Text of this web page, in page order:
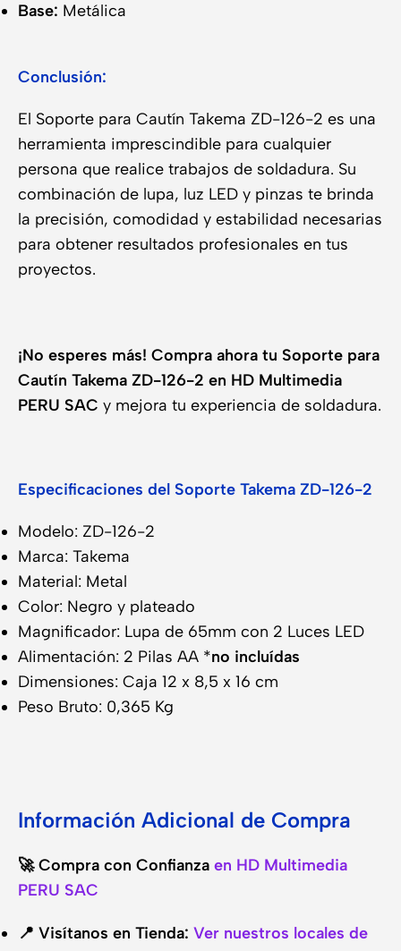
Base: Metálica
Conclusión:
El Soporte para Cautín Takema ZD-126-2 es una
herramienta imprescindible para cualquier
persona que realice trabajos de soldadura. Su
combinación de lupa, luz LED y pinzas te brinda
la precisión, comodidad y estabilidad necesarias
para obtener resultados profesionales en tus
proyectos.
¡No esperes más! Compra ahora tu Soporte para
Cautín Takema ZD-126-2 en HD Multimedia
PERU SAC y mejora tu experiencia de soldadura.
Especificaciones del Soporte Takema ZD-126-2
Modelo: ZD-126-2
Marca: Takema
Material: Metal
Color: Negro y plateado
Magnificador: Lupa de 65mm con 2 Luces LED
Alimentación: 2 Pilas AA *no incluídas
Dimensiones: Caja 12 x 8,5 x 16 cm
Peso Bruto: 0,365 Kg
Información Adicional de Compra
🚀 Compra con Confianza en HD Multimedia
PERU SAC
📍 Visítanos en Tienda: Ver nuestros locales de